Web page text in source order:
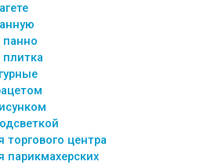
панно
плитка
торгового центра
парикмахерских